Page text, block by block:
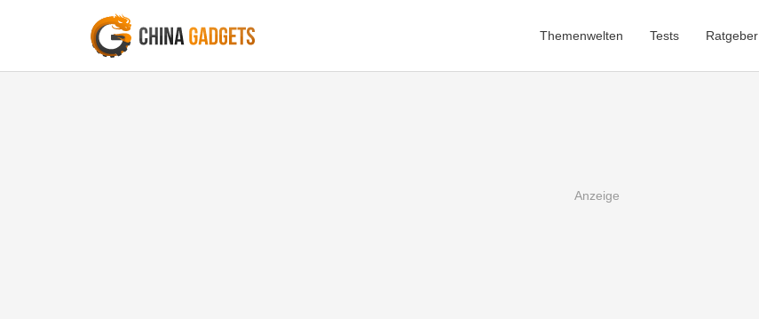
Themenwelten Tests Ratgeber